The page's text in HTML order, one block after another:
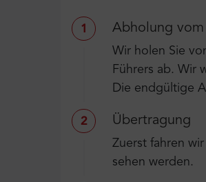
1 Abholung vom
Wir holen Sie
Führers ab. Wir
Die endgültige
2 Übertragung
Zuerst fahren
sehen werden.